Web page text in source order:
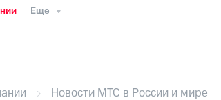
Еще
ИнтервьюФинансовая
Новости МТС в России и мире